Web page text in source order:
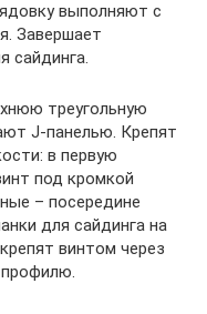
выполняют с
Завершает
сайдинга.
треугольную
J-панелью. Крепят
в первую
под кромкой
– посередине
для сайдинга на
винтом через
профилю.